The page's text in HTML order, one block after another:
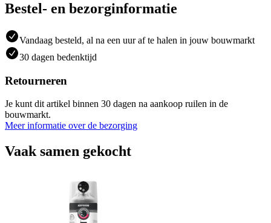
Bestel- en bezorginformatie
Vandaag besteld, al na een uur af te halen in jouw bouwmarkt
30 dagen bedenktijd
Retourneren
Je kunt dit artikel binnen 30 dagen na aankoop ruilen in de
bouwmarkt.
Meer informatie over de bezorging
Vaak samen gekocht